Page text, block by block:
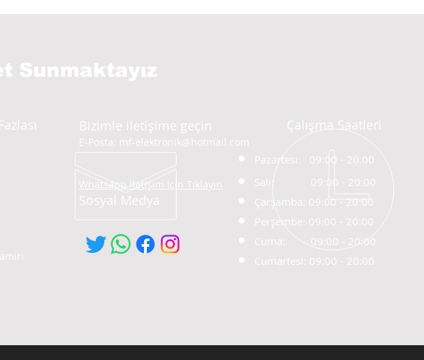
Sunmaktayız
Bizimle iletişime geçin
E-Posta: mf-elektronik@hotmail.com
Whatsapp İletişim İçin Tıklayın
Sosyal Medya
Pazartesi: 09:00 - 20 :00
Salı:
09:00 - 20:00
Çarşamba: 09:00 - 20:00
Perşembe: 09:00 - 20:00
Cuma: 09:00 - 20:00
Cumartesi: 09:00 - 20:00
Çalışma Saatleri